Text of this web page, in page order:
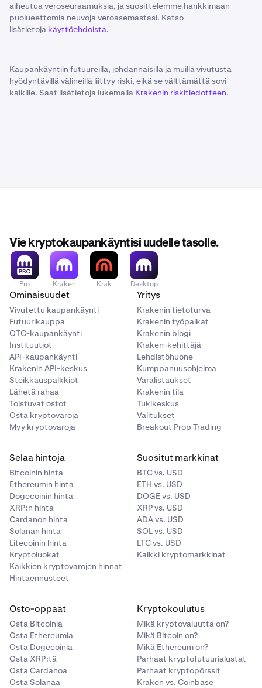
aiheutua veroseuraamuksia, ja suosittelemme hankkimaan
puolueettomia neuvoja veroasemastasi. Katso
lisätietoja käyttöehdoista.
Kaupankäyntiin futuureilla, johdannaisilla ja muilla vivutusta
hyödyntävillä välineillä liittyy riski, eikä se välttämättä sovi
kaikille. Saat lisätietoja lukemalla Krakenin riskitiedotteen.
Vie kryptokaupankäyntisi uudelle tasolle.
Pro Kraken Krak Desktop
Ominaisuudet
Vivutettu kaupankäynti
Futuurikauppa
OTC-kaupankäynti
Instituutiot
API-kaupankäynti
Krakenin API-keskus
Steikkauspalkkiot
Lähetä rahaa
Toistuvat ostot
Osta kryptovaroja
Myy kryptovaroja
Yritys
Krakenin tietoturva
Krakenin työpaikat
Krakenin blogi
Kraken-kehittäjä
Lehdistöhuone
Kumppanuusohjelma
Varalistaukset
Krakenin tila
Tukikeskus
Valitukset
Breakout Prop Trading
Selaa hintoja
Bitcoinin hinta
Ethereumin hinta
Dogecoinin hinta
XRP:n hinta
Cardanon hinta
Solanan hinta
Litecoinin hinta
Kryptoluokat
Kaikkien kryptovarojen hinnat
Hintaennusteet
Suositut markkinat
BTC vs. USD
ETH vs. USD
DOGE vs. USD
XRP vs. USD
ADA vs. USD
SOL vs. USD
LTC vs. USD
Kaikki kryptomarkkinat
Osto-oppaat
Osta Bitcoinia
Osta Ethereumia
Osta Dogecoinia
Osta XRP:tä
Osta Cardanoa
Osta Solanaa
Kryptokoulutus
Mikä kryptovaluutta on?
Mikä Bitcoin on?
Mikä Ethereum on?
Parhaat kryptofutuurialustat
Parhaat kryptopörssit
Kraken vs. Coinbase